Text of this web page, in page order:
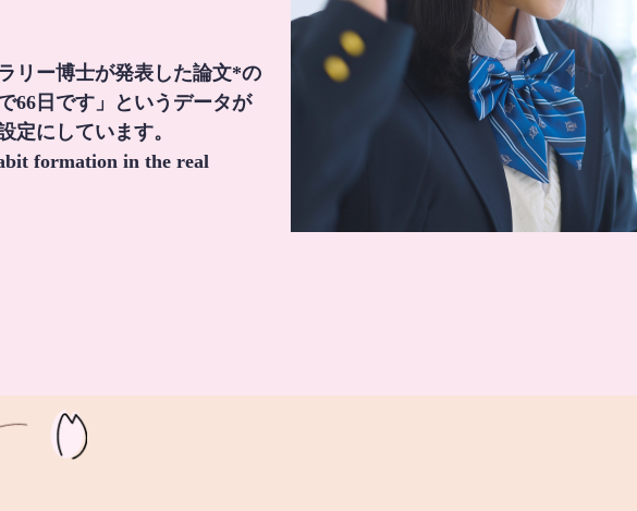
リー博士が発表した論文*の
66日です」というデータが
定にしています。
formation in the real